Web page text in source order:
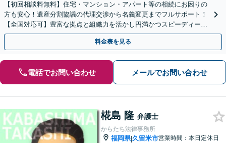
【初回相談料無料】住宅・マンション・アパート等の相続にお困りの
方も安心！遺産分割協議の代理交渉から名義変更までフルサポート！
【全国対応可】豊富な拠点と組織力を活かし円満かつスピーディーに
相続手続きをお手伝いします【取扱い実績2000件以上】
料金表を見る
電話でお問い合わせ メールでお問い合わせ
椛島 隆 弁護士
からたち法律事務所
福岡県|久留米市営業時間：本日定休日